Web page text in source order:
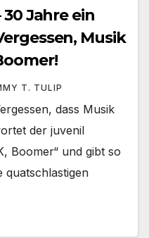
30 Jahre ein
Musik
T. TULIP
dass Musik
der juvenil
Boomer“ und gibt so
quatschlastigen